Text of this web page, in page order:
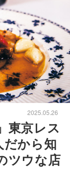
2025.05.26
東京レス
だから知
ツウな店